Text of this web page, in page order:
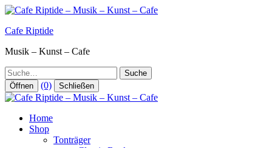
Zum
springen
Cafe Riptide
Musik – Kunst – Cafe
Suche
Öffnen (0) Schließen
Home
Shop
Tonträger